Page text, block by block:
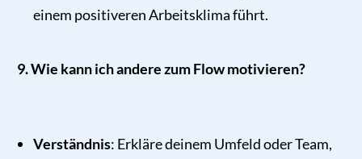
einem positiveren Arbeitsklima führt.
9. Wie kann ich andere zum Flow motivieren?
Verständnis: Erkläre deinem Umfeld oder Team,